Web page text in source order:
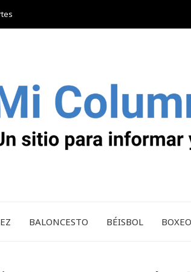
BALONCESTO BÉISBOL BOXEO